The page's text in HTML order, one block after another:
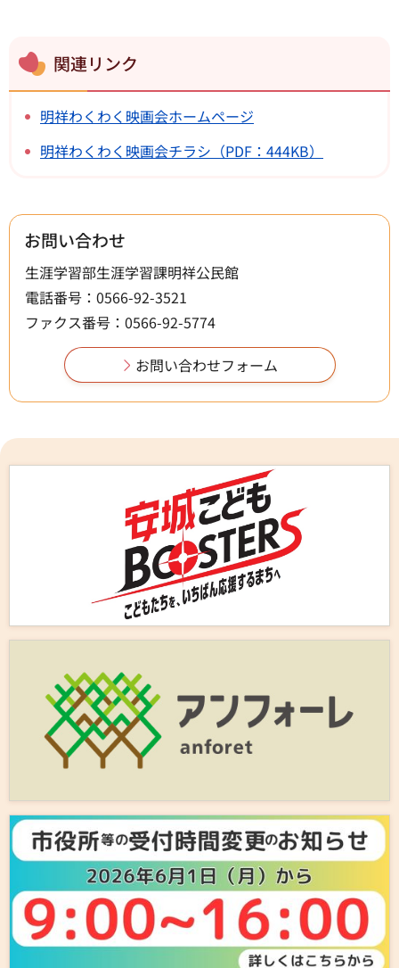
関連リンク
明祥わくわく映画会ホームページ
明祥わくわく映画会チラシ（PDF：444KB）
お問い合わせ
生涯学習部生涯学習課明祥公民館
電話番号：0566-92-3521
ファクス番号：0566-92-5774